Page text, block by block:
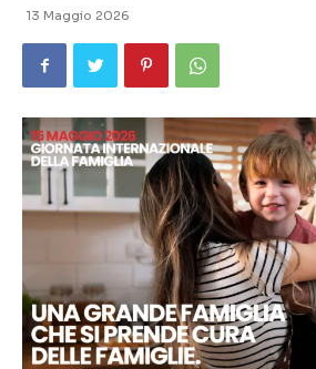
13 Maggio 2026